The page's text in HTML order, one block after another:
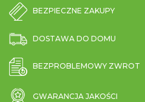
BEZPIECZNE ZAKUPY
DOSTAWA DO DOMU
BEZPROBLEMOWY ZWROT
GWARANCJA JAKOŚCI